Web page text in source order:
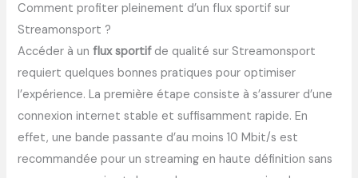
Comment profiter pleinement d’un flux sportif sur
Streamonsport ?
Accéder à unflux sportifde qualité sur Streamonsport
requiert quelques bonnes pratiques pour optimiser
l’expérience. La première étape consiste à s’assurer d’une
connexion internet stable et suffisamment rapide. En
effet, une bande passante d’au moins 10 Mbit/s est
recommandée pour un streaming en haute définition sans